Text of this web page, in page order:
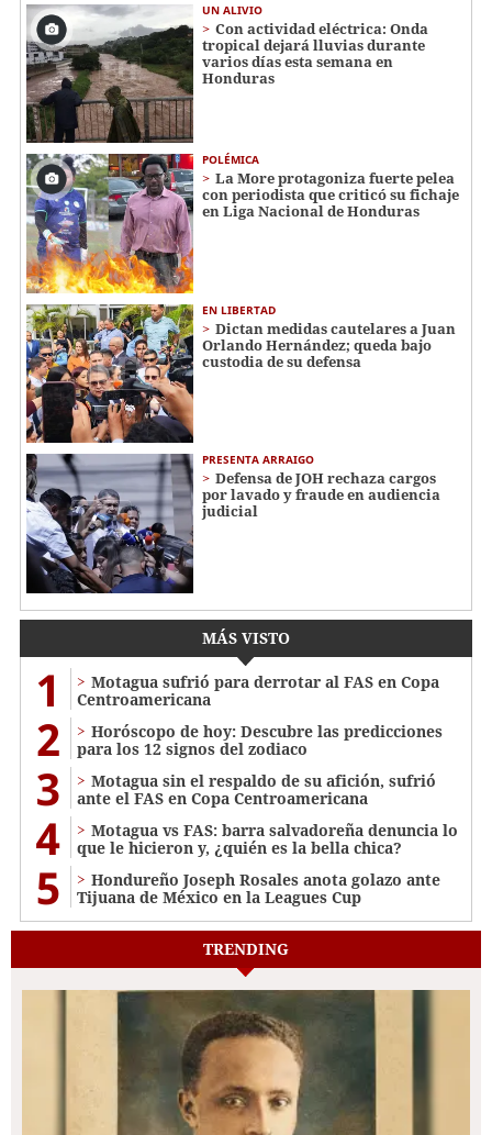
UN ALIVIO
Con actividad eléctrica: Onda
tropical dejará lluvias durante
varios días esta semana en
Honduras
POLÉMICA
La More protagoniza fuerte pelea
con periodista que criticó su fichaje
en Liga Nacional de Honduras
EN LIBERTAD
Dictan medidas cautelares a Juan
Orlando Hernández; queda bajo
custodia de su defensa
PRESENTA ARRAIGO
Defensa de JOH rechaza cargos
por lavado y fraude en audiencia
judicial
MÁS VISTO
1
Motagua sufrió para derrotar al FAS en Copa
Centroamericana
2
Horóscopo de hoy: Descubre las predicciones
para los 12 signos del zodiaco
3
Motagua sin el respaldo de su afición, sufrió
ante el FAS en Copa Centroamericana
4
Motagua vs FAS: barra salvadoreña denuncia lo
que le hicieron y, ¿quién es la bella chica?
5
Hondureño Joseph Rosales anota golazo ante
Tijuana de México en la Leagues Cup
TRENDING